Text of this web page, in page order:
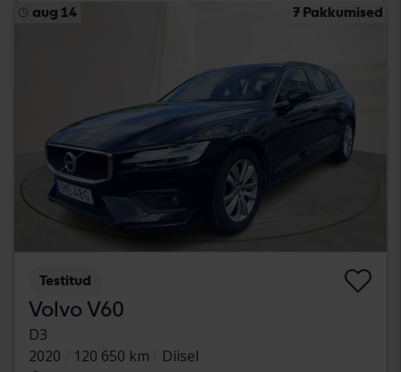
aug 14 7 Pakkumised
Testitud
Volvo V60
D3
2020
120 650 km
Diisel